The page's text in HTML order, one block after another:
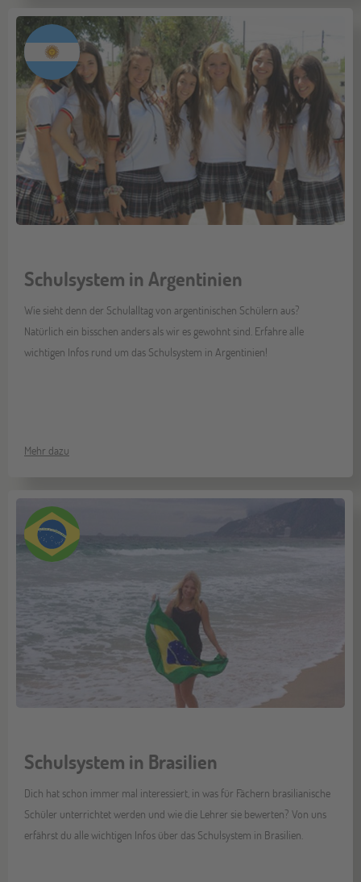
Schulsystem in Argentinien
Wie sieht denn der Schulalltag von argentinischen Schülern aus?
Natürlich ein bisschen anders als wir es gewohnt sind. Erfahre alle
wichtigen Infos rund um das Schulsystem in Argentinien!
Mehr dazu
Schulsystem in Brasilien
Dich hat schon immer mal interessiert, in was für Fächern brasilianische
Schüler unterrichtet werden und wie die Lehrer sie bewerten? Von uns
erfährst du alle wichtigen Infos über das Schulsystem in Brasilien.